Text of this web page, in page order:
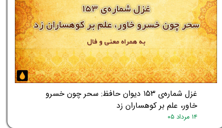
غزل شماره‌ی ۱۵۳ دیوان حافظ: سحر چون خسرو
خاور، علم بر کوهساران زد
۱۴ مرداد ۰۵